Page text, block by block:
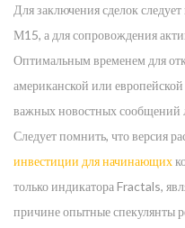
Для заключения сделок
М15, а для сопровождения
Оптимальным временем для
американской или
важных новостных сообщений
Следует помнить, что версия
инвестиции для начинающих
только индикатора Fractals,
причине опытные спекулянты